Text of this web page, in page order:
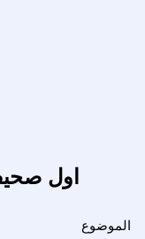
اول
الموضوع